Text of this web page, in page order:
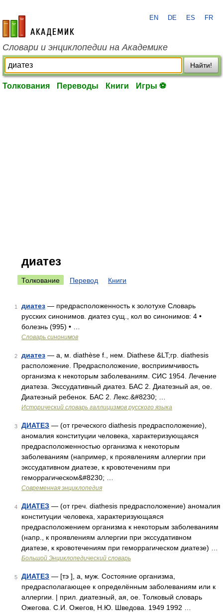
academic.ru
EN DE ES FR
Словари и энциклопедии на Академике
Найти!
Толкования Переводы Книги Игры ⚽
диатез
Толкование Перевод Книги
1 диатез — предрасположенность к золотухе Словарь
русских синонимов. диатез сущ., кол во синонимов: 4 •
болезнь (995) • …
Словарь синонимов
2 диатез — а, м. diathèse f., нем. Diathese &LT;гр. diathesis
расположение. Предрасположение, восприимчивость
организма к некоторым заболеваниям. СИС 1954. Лечение
диатеза. Экссудативный диатез. БАС 2. Диатезный ая, ое.
Диатезный ребенок. БАС 2. Лекс.&#8230; …
Исторический словарь галлицизмов русского языка
3 ДИАТЕЗ — (от греческого diathesis предрасположение),
аномалия конституции человека, характеризующаяся
предрасположенностью организма к некоторым
заболеваниям (например, к проявлениям аллергии при
экссудативном диатезе, к кровотечениям при
геморрагическом&#8230; …
Современная энциклопедия
4 ДИАТЕЗ — (от греч. diathesis предрасположение) аномалия
конституции человека, характеризующаяся
предрасположением организма к некоторым заболеваниям
(напр., к проявлениям аллергии при экссудативном
диатезе, к кровотечениям при геморрагическом диатезе) …
Большой Энциклопедический словарь
5 ДИАТЕЗ — [тэ ], а, муж. Состояние организма,
предрасполагающее к определённым заболеваниям или к
аллергии. | прил. диатезный, ая, ое. Толковый словарь
Ожегова. С.И. Ожегов, Н.Ю. Шведова. 1949 1992 …